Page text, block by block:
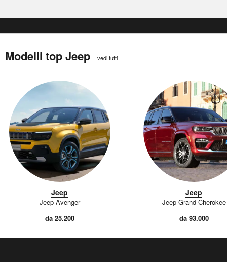
Modelli top Jeep vedi tutti
Jeep
Jeep Avenger
da 25.200
Jeep
Jeep Grand Cherokee
da 93.000